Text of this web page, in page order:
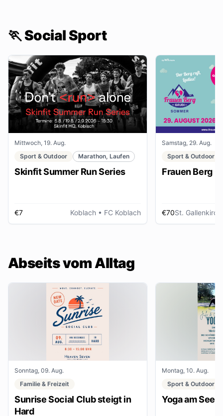
🏃 Social Sport
Mittwoch, 19. Aug.
Sport & Outdoor
Marathon, Laufen
Skinfit Summer Run Series
€7 Koblach • FC Koblach
Samstag, 29. Aug.
Sport & Outdoor
Frauen Berg
€70St. Gallenkirch
Abseits vom Alltag
Sonntag, 09. Aug.
Familie & Freizeit
Sunrise Social Club steigt in
Hard
Montag, 10. Aug.
Sport & Outdoor
Yoga am See